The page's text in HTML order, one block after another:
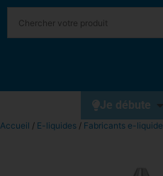
Je débute
Accueil / E-liquides / Fabricants e-liquide